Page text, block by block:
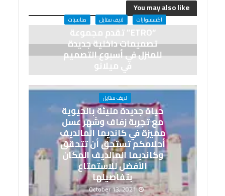
You may also like
اكسسوارات لايف ستايل مناسبات
“ETRO” تقدم مجموعة
تصميمات داخلية جديدة
للمنزل في أسبوع التصميم
في ميلانو
April 27, 2023
لايف ستايل
حياة جديدة مليئة بالحيوية
مع تجربة زفاف وشهر عسل
مميزة في كانديما المالديف
أحلامكم تستحق أن تتحقق
وكانديما المالديف المكان
الأفضل للاستمتاع
بتفاصيلها
October 13, 2021